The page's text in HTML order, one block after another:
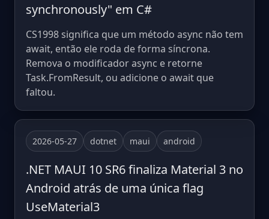
synchronously" em C#
CS1998 significa que um método async não tem
await, então ele roda de forma síncrona.
Remova o modificador async e retorne
Task.FromResult, ou adicione o await que
faltou.
2026-05-27 dotnet maui android
.NET MAUI 10 SR6 finaliza Material 3 no
Android atrás de uma única flag
UseMaterial3